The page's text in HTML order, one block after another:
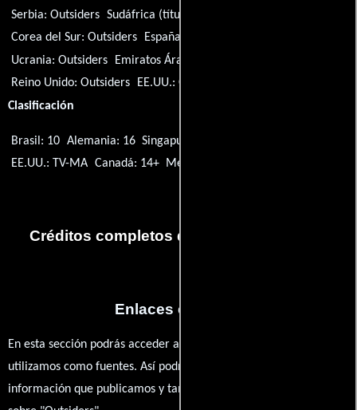
Serbia:Outsiders Sudáfrica (título en inglés):
Corea del Sur:Outsiders España:
Ucrania:Outsiders Emiratos Árabes Unidos:
Reino Unido:Outsiders EE.UU.: Outsiders
Clasificación
Brasil: 10 Alemania: 16 Singapur: M18
EE.UU.: TV-MA Canadá: 14+ México: TV-MA
Créditos completos de la serie Outsiders
Enlaces externos
En esta sección podrás acceder a los recursos externos que
utilizamos como fuentes. Así podrás chequear toda la
información que publicamos y también ampliar tu conocimiento